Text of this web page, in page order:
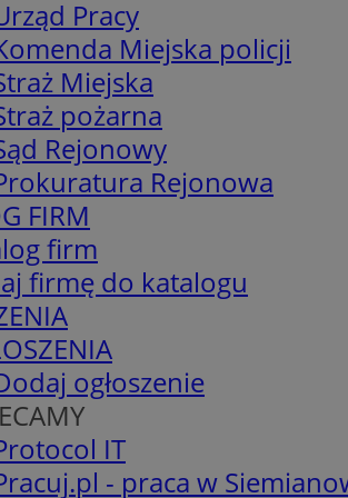
Pracy
Miejska policji
Miejska
pożarna
Rejonowy
Rejonowa
FIRM
firm
firmę do katalogu
ogłoszenie
IT
- praca w